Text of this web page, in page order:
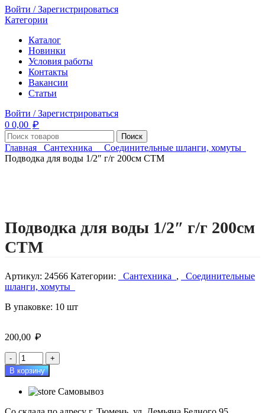
Войти / Зарегистрироваться
Категории
Каталог
Новинки
Условия работы
Контакты
Вакансии
Статьи
Войти / Зарегистрироваться
0 0,00 ₽
Поиск
Главная Сантехника
Соединительные шланги, хомуты
Подводка для воды 1/2″ г/г 200см СТМ
Подводка для воды 1/2″ г/г 200см
СТМ
Артикул: 24566 Категории: Сантехника ,
Соединительные
шланги, хомуты
В упаковке: 10 шт
200,00 ₽
Количество
товара
Подводка
для
воды
1/2"
В корзину
Самовывоз